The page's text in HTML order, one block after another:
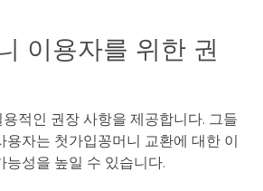
이용자를 위한 권
적인 권장 사항을 제공합니다. 그들
용자는 첫가입꽁머니 교환에 대한 이
능성을 높일 수 있습니다.